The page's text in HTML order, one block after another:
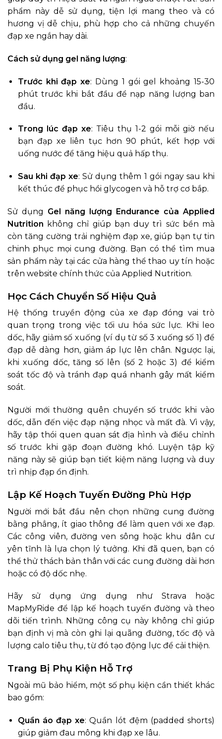
phẩm này dễ sử dụng, tiện lợi mang theo và có
hương vị dễ chịu, phù hợp cho cả những chuyến
đạp xe ngắn hay dài.
Cách sử dụng gel năng lượng:
Trước khi đạp xe: Dùng 1 gói gel khoảng 15-30
phút trước khi bắt đầu để nạp năng lượng ban
đầu.
Trong lúc đạp xe: Tiêu thụ 1-2 gói mỗi giờ nếu
bạn đạp xe liên tục hơn 90 phút, kết hợp với
uống nước để tăng hiệu quả hấp thụ.
Sau khi đạp xe: Sử dụng thêm 1 gói ngay sau khi
kết thúc để phục hồi glycogen và hỗ trợ cơ bắp.
Sử dụng Gel năng lượng Endurance của Applied
Nutrition không chỉ giúp bạn duy trì sức bền mà
còn tăng cường trải nghiệm đạp xe, giúp bạn tự tin
chinh phục mọi cung đường. Bạn có thể tìm mua
sản phẩm này tại các cửa hàng thể thao uy tín hoặc
trên website chính thức của Applied Nutrition.
Học Cách Chuyển Số Hiệu Quả
Hệ thống truyền động của xe đạp đóng vai trò
quan trọng trong việc tối ưu hóa sức lực. Khi leo
dốc, hãy giảm số xuống (ví dụ từ số 3 xuống số 1) để
đạp dễ dàng hơn, giảm áp lực lên chân. Ngược lại,
khi xuống dốc, tăng số lên (số 2 hoặc 3) để kiểm
soát tốc độ và tránh đạp quá nhanh gây mất kiểm
soát.
Người mới thường quên chuyển số trước khi vào
dốc, dẫn đến việc đạp nặng nhọc và mất đà. Vì vậy,
hãy tập thói quen quan sát địa hình và điều chỉnh
số trước khi gặp đoạn đường khó. Luyện tập kỹ
năng này sẽ giúp bạn tiết kiệm năng lượng và duy
trì nhịp đạp ổn định.
Lập Kế Hoạch Tuyến Đường Phù Hợp
Người mới bắt đầu nên chọn những cung đường
bằng phẳng, ít giao thông để làm quen với xe đạp.
Các công viên, đường ven sông hoặc khu dân cư
yên tĩnh là lựa chọn lý tưởng. Khi đã quen, bạn có
thể thử thách bản thân với các cung đường dài hơn
hoặc có độ dốc nhẹ.
Hãy sử dụng ứng dụng như Strava hoặc
MapMyRide để lập kế hoạch tuyến đường và theo
dõi tiến trình. Những công cụ này không chỉ giúp
bạn định vị mà còn ghi lại quãng đường, tốc độ và
lượng calo tiêu thụ, từ đó tạo động lực để cải thiện.
Trang Bị Phụ Kiện Hỗ Trợ
Ngoài mũ bảo hiểm, một số phụ kiện cần thiết khác
bao gồm:
Quần áo đạp xe: Quần lót đệm (padded shorts)
giúp giảm đau mông khi đạp xe lâu.